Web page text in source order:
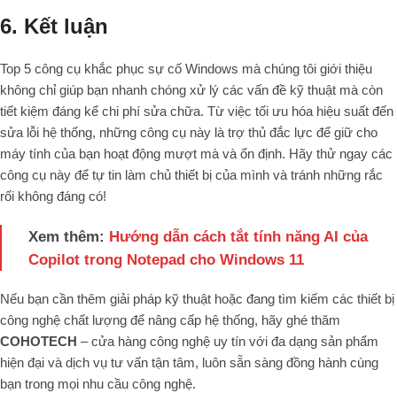
6. Kết luận
Top 5 công cụ khắc phục sự cố Windows mà chúng tôi giới thiệu
không chỉ giúp bạn nhanh chóng xử lý các vấn đề kỹ thuật mà còn
tiết kiệm đáng kể chi phí sửa chữa. Từ việc tối ưu hóa hiệu suất đến
sửa lỗi hệ thống, những công cụ này là trợ thủ đắc lực để giữ cho
máy tính của bạn hoạt động mượt mà và ổn định. Hãy thử ngay các
công cụ này để tự tin làm chủ thiết bị của mình và tránh những rắc
rối không đáng có!
Xem thêm: Hướng dẫn cách tắt tính năng AI của
Copilot trong Notepad cho Windows 11
Nếu bạn cần thêm giải pháp kỹ thuật hoặc đang tìm kiếm các thiết bị
công nghệ chất lượng để nâng cấp hệ thống, hãy ghé thăm
COHOTECH – cửa hàng công nghệ uy tín với đa dạng sản phẩm
hiện đại và dịch vụ tư vấn tận tâm, luôn sẵn sàng đồng hành cùng
bạn trong mọi nhu cầu công nghệ.